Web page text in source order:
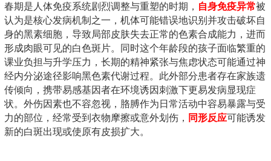
春期是人体免疫系统剧烈调整与重塑的时期， 自身免疫异常被
认为是核心发病机制之一，机体可能错误地识别并攻击破坏自
身的黑素细胞，导致局部皮肤失去正常的色素合成能力，进而
形成肉眼可见的白色斑片。同时这个年龄段的孩子面临繁重的
课业负担与升学压力，长期的精神紧张与焦虑状态可能通过神
经内分泌途径影响黑色素代谢过程。此外部分患者存在家族遗
传倾向，携带易感基因者在环境诱因刺激下更易发病显现症
状。外伤因素也不容忽视，胳膊作为日常活动中容易暴露与受
力的部位，经常受到衣物摩擦或意外划伤， 同形反应可能诱发
新的白斑出现或使原有皮损扩大。